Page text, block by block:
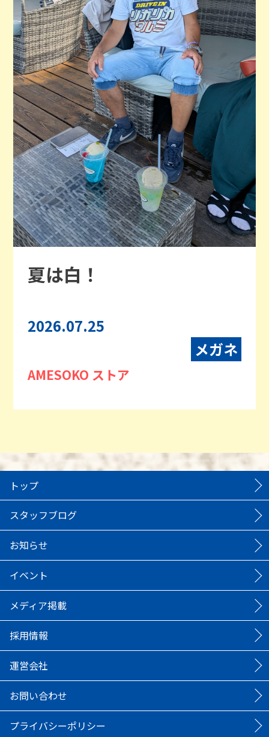
夏は白！
2026.07.25
メガネ
AMESOKO ストア
トップ
スタッフブログ
お知らせ
イベント
メディア掲載
採用情報
運営会社
お問い合わせ
プライバシーポリシー